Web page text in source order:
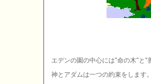
エデンの園の中心には"命の木"と
神とアダムは一つの約束をします。